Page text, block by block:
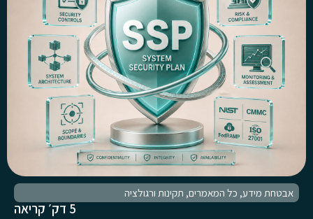
אבטחת מידע, כל המאמרים, תקינות ורגולציה
5 דק׳ קריאה